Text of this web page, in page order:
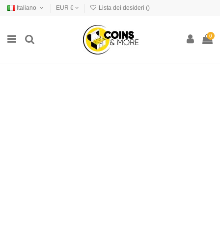
Italiano EUR € Lista dei desideri ()
0